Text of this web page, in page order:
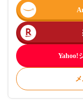
Yahoo!